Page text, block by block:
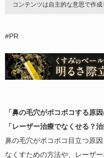
コンテンツは自主的な意思で作成
#PR
「鼻の毛穴がボコボコする原因
「レーザー治療でなくせる？
鼻の毛穴がボコボコ目立つ原
なくすための方法や、レーザ